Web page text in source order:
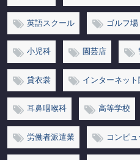
英語スクール ゴルフ場
小児科 園芸店
貸衣裳 インターネッ
耳鼻咽喉科 高等学校
労働者派遣業 コンピ